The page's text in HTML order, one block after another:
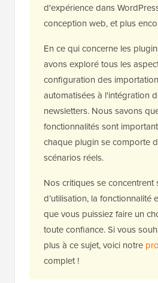
d'expérience dans
conception web, et plus
En ce qui concerne les
avons exploré tous les
configuration des
automatisées à l'intégration
newsletters. Nous savons
fonctionnalités sont
chaque plugin se comporte
scénarios réels.
Nos critiques se concentrent
d’utilisation, la fonctionnalité
que vous puissiez faire un
toute confiance. Si vous
plus à ce sujet, voici notre
complet !